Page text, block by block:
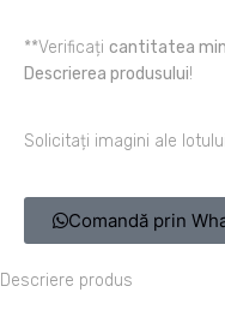
**Verificați cantitatea
Descrierea produsului!
Solicitați imagini ale
Comandă prin
Descriere produs